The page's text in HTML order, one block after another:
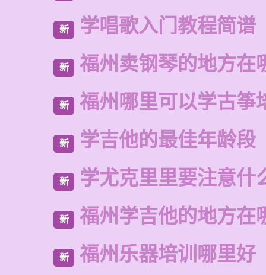
新 学唱歌入门教程简谱
新 福州卖钢琴的地方在
新 福州哪里可以学古筝
新 学吉他的最佳年龄段
新 学尤克里里要注意什
新 福州学吉他的地方在
新 福州乐器培训哪里好